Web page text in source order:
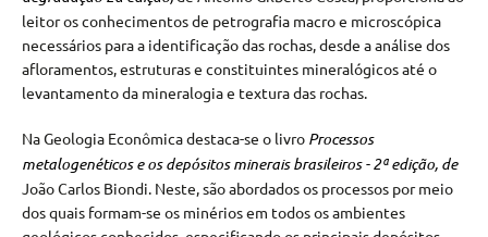
leitor os conhecimentos de petrografia macro e microscópica
necessários para a identificação das rochas, desde a análise dos
afloramentos, estruturas e constituintes mineralógicos até o
levantamento da mineralogia e textura das rochas.
Na Geologia Econômica destaca-se o livro Processos
metalogenéticos e os depósitos minerais brasileiros - 2ª edição, de
João Carlos Biondi. Neste, são abordados os processos por meio
dos quais formam-se os minérios em todos os ambientes